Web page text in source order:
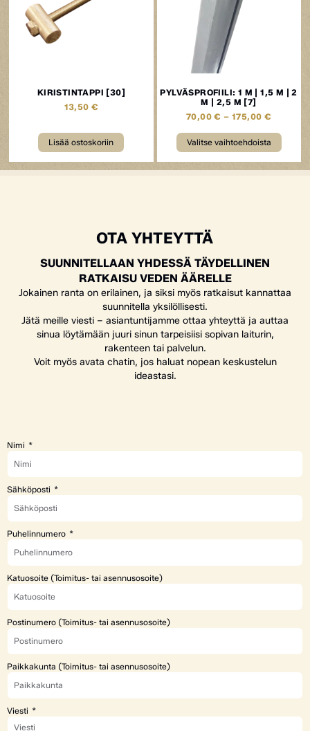
KIRISTINTAPPI [30]
13,50 €
Lisää ostoskoriin
PYLVÄSPROFIILI: 1 M | 1,5 M | 2
M | 2,5 M [7]
70,00€ – 175,00 €
Valitse vaihtoehdoista
OTA YHTEYTTÄ
SUUNNITELLAAN YHDESSÄ TÄYDELLINEN
RATKAISU VEDEN ÄÄRELLE
Jokainen ranta on erilainen, ja siksi myös ratkaisut kannattaa
suunnitella yksilöllisesti.
Jätä meille viesti – asiantuntijamme ottaa yhteyttä ja auttaa
sinua löytämään juuri sinun tarpeisiisi sopivan laiturin,
rakenteen tai palvelun.
Voit myös avata chatin, jos haluat nopean keskustelun
ideastasi.
Nimi
Sähköposti
Puhelinnumero
Katuosoite (Toimitus- tai asennusosoite)
Postinumero (Toimitus- tai asennusosoite)
Paikkakunta (Toimitus- tai asennusosoite)
Viesti